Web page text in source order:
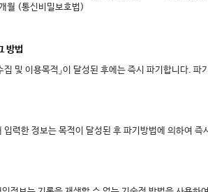
월 (통신비밀보호법)
방법
집 및 이용목적』이 달성된 후에는 즉시 파기합니다.
입력한 정보는 목적이 달성된 후 파기방법에 의하여 즉